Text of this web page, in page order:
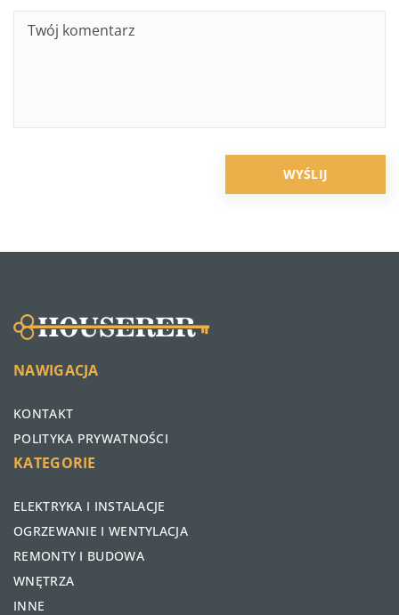
NAWIGACJA
KONTAKT
POLITYKA PRYWATNOŚCI
KATEGORIE
ELEKTRYKA I INSTALACJE
OGRZEWANIE I WENTYLACJA
REMONTY I BUDOWA
WNĘTRZA
INNE